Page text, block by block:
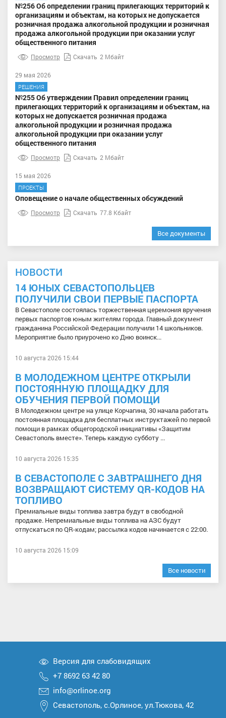
№256 Об определении границ прилегающих территорий к
организациям и объектам, на которых не допускается
розничная продажа алкогольной продукции и розничная
продажа алкогольной продукции при оказании услуг
общественного питания
Просмотр Скачать 2 Мбайт
29 мая 2026
РЕШЕНИЯ
№255 Об утверждении Правил определении границ
прилегающих территорий к организациям и объектам, на
которых не допускается розничная продажа
алкогольной продукции и розничная продажа
алкогольной продукции при оказании услуг
общественного питания
Просмотр Скачать 2 Мбайт
15 мая 2026
ПРОЕКТЫ
Оповещение о начале общественных обсуждений
Просмотр Скачать 77.8 Кбайт
Все документы
НОВОСТИ
14 ЮНЫХ СЕВАСТОПОЛЬЦЕВ
ПОЛУЧИЛИ СВОИ ПЕРВЫЕ ПАСПОРТА
В Севастополе состоялась торжественная церемония вручения
первых паспортов юным жителям города. Главный документ
гражданина Российской Федерации получили 14 школьников.
Мероприятие было приурочено ко Дню воинск...
10 августа 2026 15:44
В МОЛОДЕЖНОМ ЦЕНТРЕ ОТКРЫЛИ
ПОСТОЯННУЮ ПЛОЩАДКУ ДЛЯ
ОБУЧЕНИЯ ПЕРВОЙ ПОМОЩИ
В Молодежном центре на улице Корчагина, 30 начала работать
постоянная площадка для бесплатных инструктажей по первой
помощи в рамках общегородской инициативы «Защитим
Севастополь вместе». Теперь каждую субботу ...
10 августа 2026 15:35
В СЕВАСТОПОЛЕ С ЗАВТРАШНЕГО ДНЯ
ВОЗВРАЩАЮТ СИСТЕМУ QR-КОДОВ НА
ТОПЛИВО
Премиальные виды топлива завтра будут в свободной
продаже. Непремиальные виды топлива на АЗС будут
отпускаться по QR-кодам; рассылка кодов начинается с 22:00.
10 августа 2026 15:09
Все новости
Версия для слабовидящих
+7 8692 63 42 80
info@orlinoe.org
Севастополь, с.Орлиное, ул.Тюкова, 42